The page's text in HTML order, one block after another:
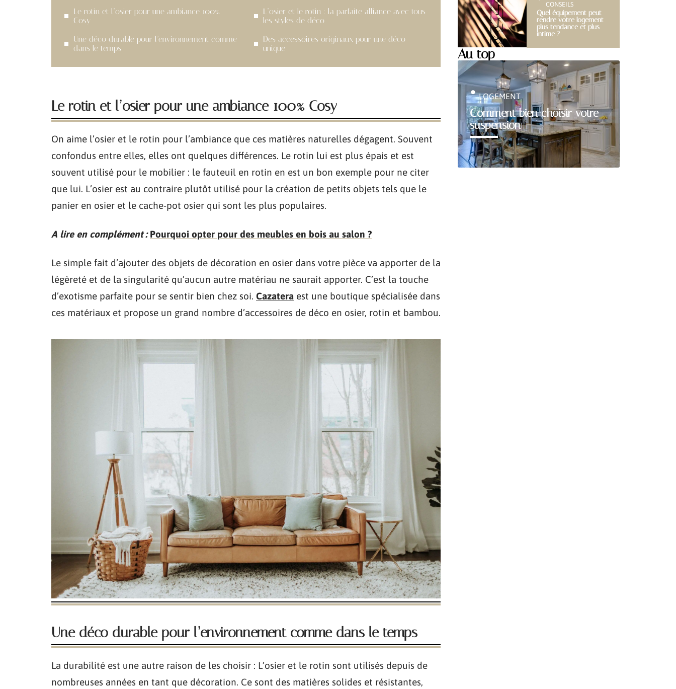
Le rotin et l’osier pour une ambiance 100%
Cosy
Une déco durable pour l’environnement comme
dans le temps
L’osier et le rotin : la parfaite alliance avec tous
les styles de déco
Des accessoires originaux pour une déco
unique
Le rotin et l’osier pour une ambiance 100% Cosy
On aime l’osier et le rotin pour l’ambiance que ces matières naturelles dégagent. Souvent
confondus entre elles, elles ont quelques différences. Le rotin lui est plus épais et est
souvent utilisé pour le mobilier : le fauteuil en rotin en est un bon exemple pour ne citer
que lui. L’osier est au contraire plutôt utilisé pour la création de petits objets tels que le
panier en osier et le cache-pot osier qui sont les plus populaires.
A lire en complément : Pourquoi opter pour des meubles en bois au salon ?
Le simple fait d’ajouter des objets de décoration en osier dans votre pièce va apporter de la
légèreté et de la singularité qu’aucun autre matériau ne saurait apporter. C’est la touche
d’exotisme parfaite pour se sentir bien chez soi. Cazatera est une boutique spécialisée dans
ces matériaux et propose un grand nombre d’accessoires de déco en osier, rotin et bambou.
Une déco durable pour l’environnement comme dans le temps
La durabilité est une autre raison de les choisir : L’osier et le rotin sont utilisés depuis de
nombreuses années en tant que décoration. Ce sont des matières solides et résistantes,
CONSEILS
Quel équipement peut
rendre votre logement
plus tendance et plus
intime ?
Au top
Comment bien choisir votre
suspension
LOGEMENT